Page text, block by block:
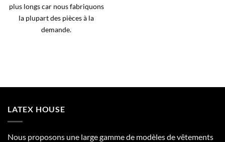
plus longs car nous fabriquons
la plupart des pièces à la
demande.
LATEX HOUSE
Nous proposons une large gamme de modèles de vêtements